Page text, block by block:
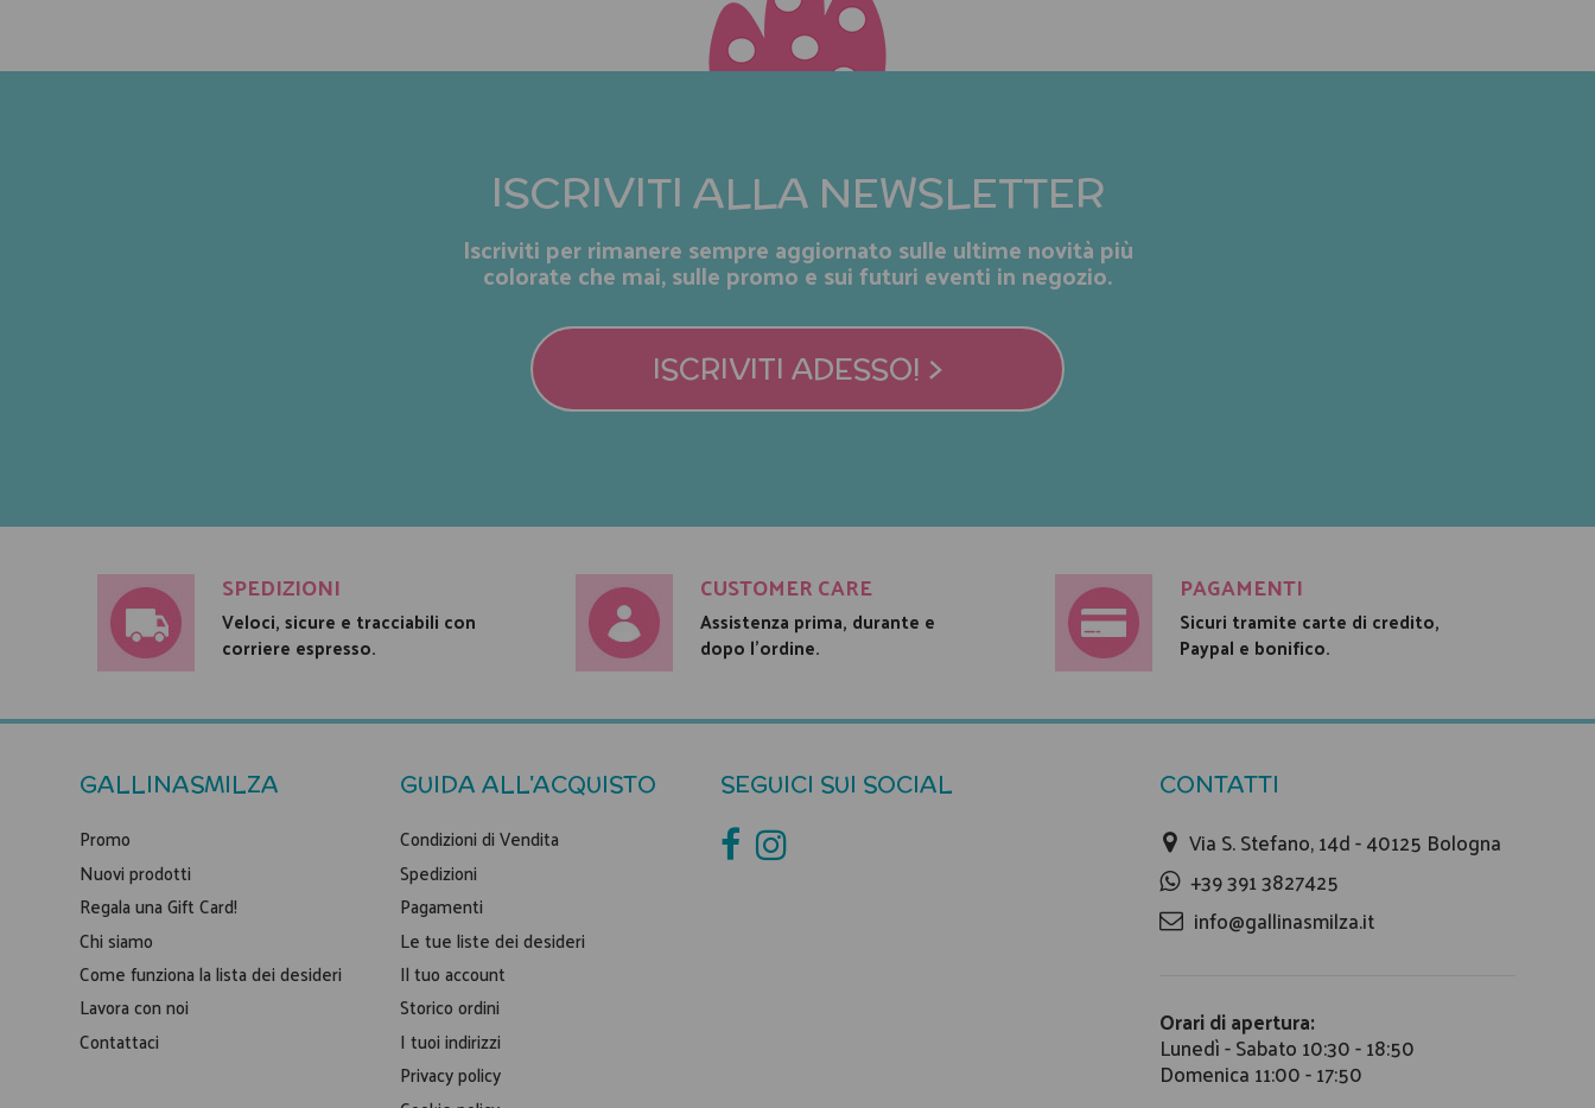
ISCRIVITI ALLA NEWSLETTER
Iscriviti per rimanere sempre aggiornato sulle ultime novità più
colorate che mai, sulle promo e sui futuri eventi in negozio.
ISCRIVITI ADESSO! >
SPEDIZIONI
Veloci, sicure e tracciabili con
corriere espresso.
CUSTOMER CARE
Assistenza prima, durante e
dopo l'ordine.
PAGAMENTI
Sicuri tramite carte di credito,
Paypal e bonifico.
GALLINASMILZA
Promo
Nuovi prodotti
Regala una Gift Card!
Chi siamo
Come funziona la lista dei desideri
Lavora con noi
Contattaci
GUIDA ALL'ACQUISTO
Condizioni di Vendita
Spedizioni
Pagamenti
Le tue liste dei desideri
Il tuo account
Storico ordini
I tuoi indirizzi
Privacy policy
SEGUICI SUI SOCIAL CONTATTI
Via S. Stefano, 14d - 40125 Bologna
+39 391 3827425
info@gallinasmilza.it
Orari di apertura:
Lunedì - Sabato 10:30 - 18:50
Domenica 11:00 - 17:50